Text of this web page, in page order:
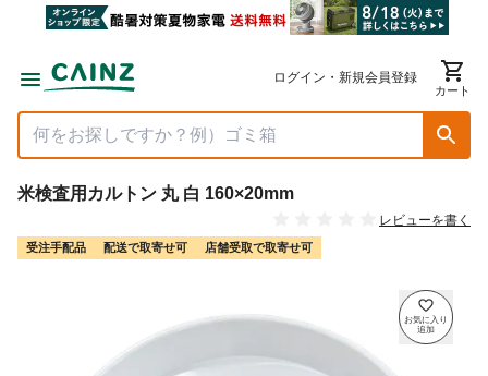
ログイン・新規会員登録
カート
米検査用カルトン 丸 白 160×20mm
レビューを書く
受注手配品 配送で取寄せ可 店舗受取で取寄せ可